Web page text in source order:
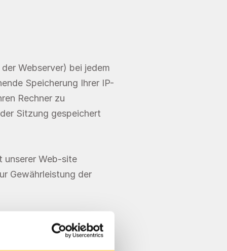
Webserver) bei jedem
Speicherung Ihrer IP-
Rechner zu
Sitzung gespeichert
unserer Web-site
Gewährleistung der